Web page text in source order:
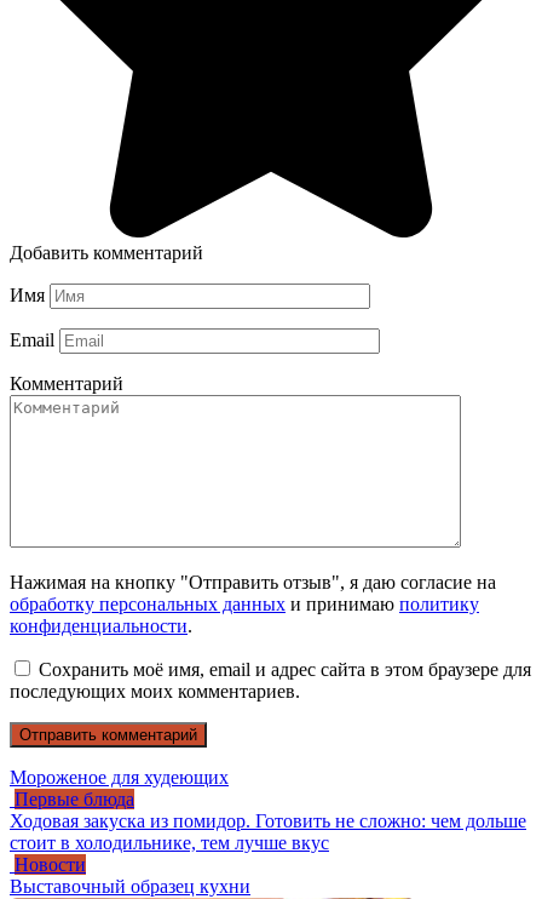
Добавить комментарий
Имя
Email
Комментарий
Нажимая на кнопку "Отправить отзыв", я даю согласие на
обработку персональных данных и принимаю политику
конфиденциальности.
Сохранить моё имя, email и адрес сайта в этом браузере для
последующих моих комментариев.
Мороженое для худеющих
Первые блюда
Ходовая закуска из помидор. Готовить не сложно: чем дольше
стоит в холодильнике, тем лучше вкус
Новости
Выставочный образец кухни